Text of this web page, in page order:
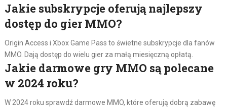
Jakie subskrypcje oferują najlepszy
dostęp do gier MMO?
Origin Access i Xbox Game Pass to świetne subskrypcje dla fanów
MMO. Dają dostęp do wielu gier za małą miesięczną opłatą.
Jakie darmowe gry MMO są polecane
w 2024 roku?
W 2024 roku sprawdź darmowe MMO, które oferują dobrą zabawę